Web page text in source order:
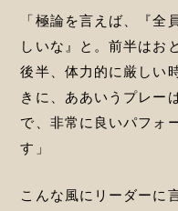
「極論を言えば、『全
しいな』と。前半はお
後半、体力的に厳しい
きに、ああいうプレー
で、非常に良いパフォ
す」
こんな風にリーダーに